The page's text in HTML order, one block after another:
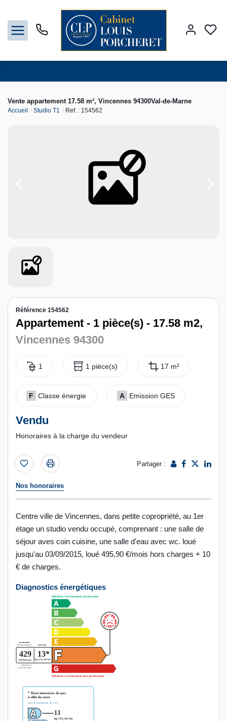
Louer
Espace personnel
Vente appartement 17.58 m², Vincennes 94300Val-de-Marne
Accueil Studio T1 Ref. : 154562
Référence 154562
Appartement - 1 pièce(s) - 17.58 m2,
Vincennes 94300
1 1 pièce(s) 17 m²
F Classe énergie A Emission GES
Vendu
Honoraires à la charge du vendeur
Partager :
Nos honoraires
Centre ville de Vincennes, dans petite copropriété, au 1er
étage un studio vendu occupé, comprenant : une salle de
séjour aves coin cuisine, une salle d'eau avec wc. loué
jusqu'au 03/09/2015, loué 495,90 €/mois hors charges + 10
€ de charges.
Diagnostics énergétiques